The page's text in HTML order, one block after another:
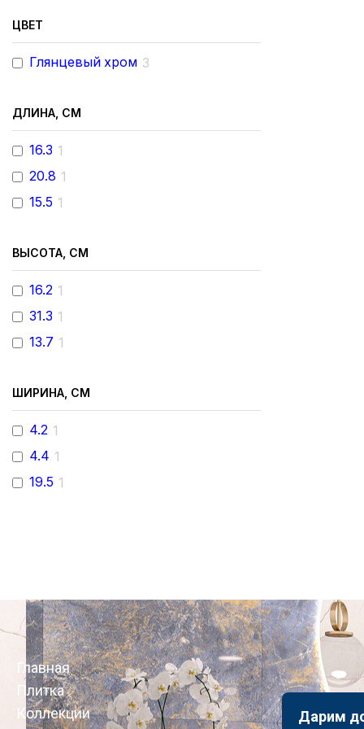
Пуро
Энсо 6
INSIGNIA 8
L90 2
LOFT
PALS
L20 5
CARMEN
PRO 1
INSTANT
MOAI 1
BE FRESH 1
ЦВЕТ
Глянцевый хром 3
ДЛИНА, СМ
16.3 1
20.8 1
15.5 1
ВЫСОТА, СМ
16.2 1
31.3 1
13.7 1
ШИРИНА, СМ
4.2 1
4.4 1
19.5 1
Главная
Плитка
Коллекции
Дарим